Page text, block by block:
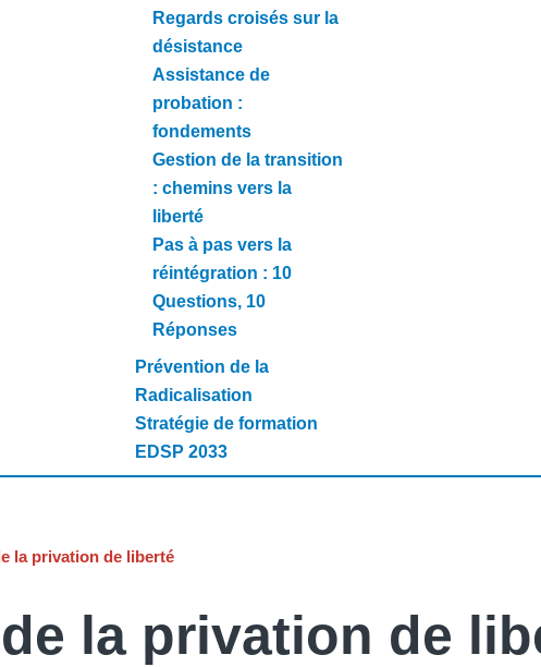
Regards croisés sur la
désistance
Assistance de
probation :
fondements
Gestion de la transition
: chemins vers la
liberté
Pas à pas vers la
réintégration : 10
Questions, 10
Réponses
Prévention de la
Radicalisation
Stratégie de formation
EDSP 2033
la privation de liberté
la privation de